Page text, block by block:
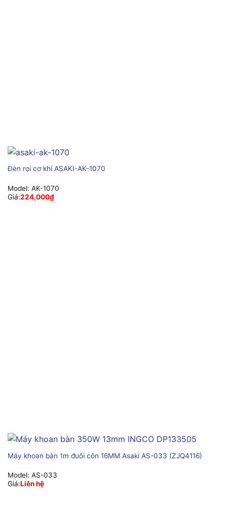
Đèn rọi cơ khí ASAKI-AK-1070
Model: AK-1070
Giá:224,000₫
Máy khoan bàn 1m đuôi côn 16MM Asaki AS-033 (ZJQ4116)
Model: AS-033
Giá:Liên hệ